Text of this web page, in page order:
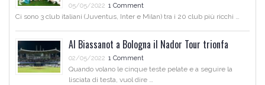
05/05/2022 1 Comment
Ci sono 3 club italiani (Juventus, Inter e Milan) tra i 20 club più ricchi …
Al Biassanot a Bologna il Nador Tour trionfa
02/05/2022 1 Comment
Quando volano le cinque teste pelate e a seguire la
lisciata di testa, vuol dire …